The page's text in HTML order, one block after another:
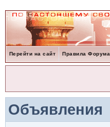
Перейти на сайт Правила Форума
Объявления